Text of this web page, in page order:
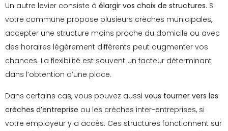
Un autre levier consiste à élargir vos choix de structures. Si
votre commune propose plusieurs crèches municipales,
accepter une structure moins proche du domicile ou avec
des horaires légèrement différents peut augmenter vos
chances. La flexibilité est souvent un facteur déterminant
dans l’obtention d’une place.
Dans certains cas, vous pouvez aussi vous tourner vers les
crèches d’entreprise ou les crèches inter-entreprises, si
votre employeur y a accès. Ces structures fonctionnent sur